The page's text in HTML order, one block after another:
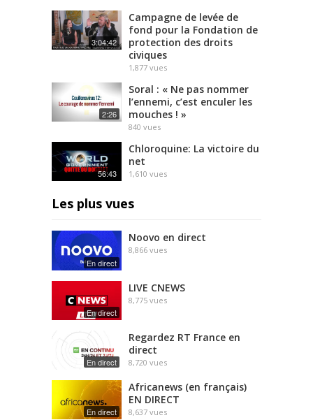
3:04:42
Campagne de levée de
fond pour la Fondation de
protection des droits
civiques
1,877 vues
2:26
Soral : « Ne pas nommer
l’ennemi, c’est enculer les
mouches ! »
840 vues
56:43
Chloroquine: La victoire du
net
1,610 vues
Les plus vues
En direct
Noovo en direct
8,866 vues
En direct
LIVE CNEWS
8,775 vues
En direct
Regardez RT France en
direct
8,720 vues
En direct
Africanews (en français)
EN DIRECT
8,637 vues